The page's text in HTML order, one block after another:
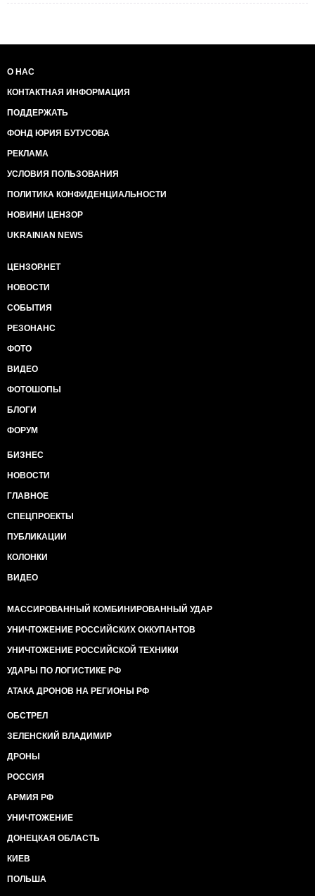
О НАС
КОНТАКТНАЯ ИНФОРМАЦИЯ
ПОДДЕРЖАТЬ
ФОНД ЮРИЯ БУТУСОВА
РЕКЛАМА
УСЛОВИЯ ПОЛЬЗОВАНИЯ
ПОЛИТИКА КОНФИДЕНЦИАЛЬНОСТИ
НОВИНИ ЦЕНЗОР
UKRAINIAN NEWS
ЦЕНЗОР.НЕТ
НОВОСТИ
СОБЫТИЯ
РЕЗОНАНС
ФОТО
ВИДЕО
ФОТОШОПЫ
БЛОГИ
ФОРУМ
БИЗНЕС
НОВОСТИ
ГЛАВНОЕ
СПЕЦПРОЕКТЫ
ПУБЛИКАЦИИ
КОЛОНКИ
ВИДЕО
МАССИРОВАННЫЙ КОМБИНИРОВАННЫЙ УДАР
УНИЧТОЖЕНИЕ РОССИЙСКИХ ОККУПАНТОВ
УНИЧТОЖЕНИЕ РОССИЙСКОЙ ТЕХНИКИ
УДАРЫ ПО ЛОГИСТИКЕ РФ
АТАКА ДРОНОВ НА РЕГИОНЫ РФ
ОБСТРЕЛ
ЗЕЛЕНСКИЙ ВЛАДИМИР
ДРОНЫ
РОССИЯ
АРМИЯ РФ
УНИЧТОЖЕНИЕ
ДОНЕЦКАЯ ОБЛАСТЬ
КИЕВ
ПОЛЬША